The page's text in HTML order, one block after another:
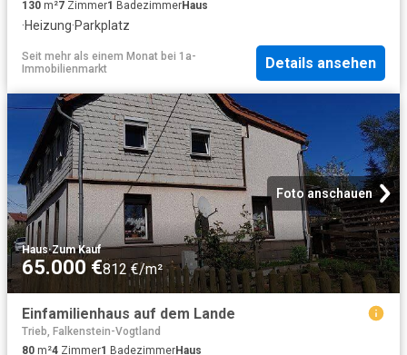
130 m²7 Zimmer1 BadezimmerHaus
·Heizung·Parkplatz
Seit mehr als einem Monat bei 1a-
Immobilienmarkt
Details ansehen
Foto anschauen
Haus·Zum Kauf
65.000 €812 €/m²
Einfamilienhaus auf dem Lande
Trieb, Falkenstein-Vogtland
80 m²4 Zimmer1 BadezimmerHaus